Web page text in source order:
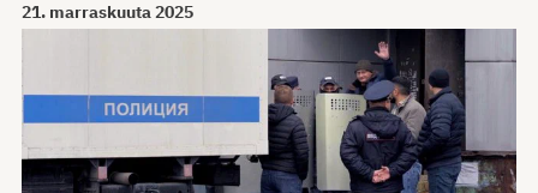
21. marraskuuta 2025